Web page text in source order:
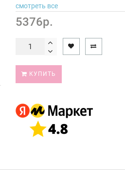
смотреть все
5376р.
КУПИТЬ